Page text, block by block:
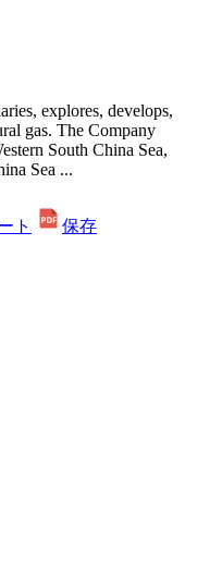
explores, develops,
gas. The Company
South China Sea,
Sea ...
ト
保存